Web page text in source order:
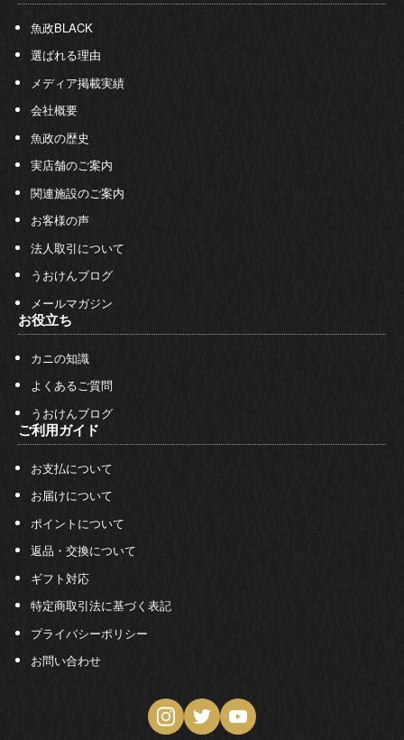
魚政BLACK
選ばれる理由
メディア掲載実績
会社概要
魚政の歴史
実店舗のご案内
関連施設のご案内
お客様の声
法人取引について
うおけんブログ
メールマガジン
お役立ち
カニの知識
よくあるご質問
うおけんブログ
ご利用ガイド
お支払について
お届けについて
ポイントについて
返品・交換について
ギフト対応
特定商取引法に基づく表記
プライバシーポリシー
お問い合わせ